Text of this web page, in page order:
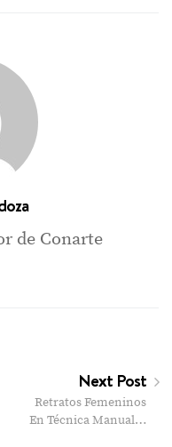
de Conarte
Next Post
Retratos Femeninos
En Técnica Manual…